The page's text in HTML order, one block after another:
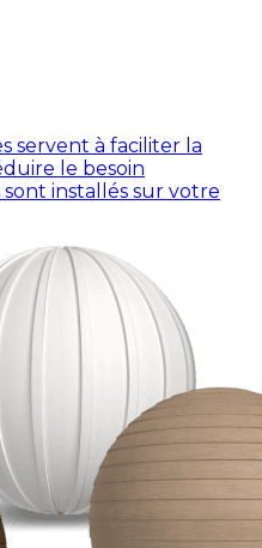
servent à faciliter la
le besoin
sont installés sur votre